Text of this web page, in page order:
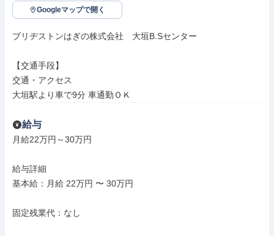
Googleマップで開く
ブリヂストンはぎの株式会社　大垣B.Sセンター
【交通手段】
交通・アクセス
大垣駅より車で9分 車通勤ＯＫ
給与
月給22万円～30万円
給与詳細
基本給：月給 22万円 〜 30万円
固定残業代：なし